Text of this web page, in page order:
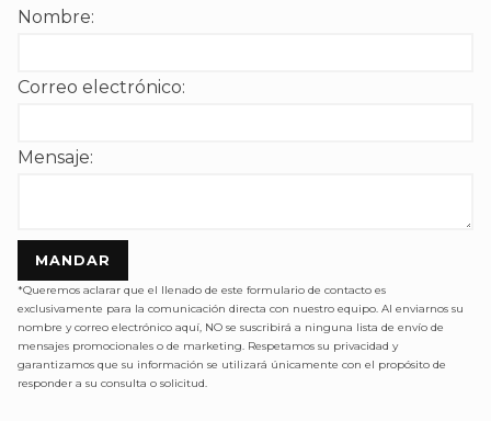
Nombre:
Correo electrónico:
Mensaje:
MANDAR
*Queremos aclarar que el llenado de este formulario de contacto es
exclusivamente para la comunicación directa con nuestro equipo. Al enviarnos su
nombre y correo electrónico aquí, NO se suscribirá a ninguna lista de envío de
mensajes promocionales o de marketing. Respetamos su privacidad y
garantizamos que su información se utilizará únicamente con el propósito de
responder a su consulta o solicitud.